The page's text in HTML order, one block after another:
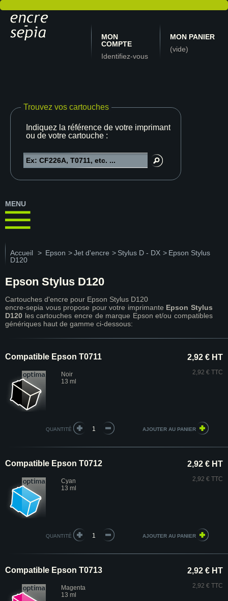
MON
COMPTE
Identifiez-vous
MON PANIER
(vide)
Trouvez vos cartouches
Indiquez la référence de votre imprimante
ou de votre cartouche :
MENU
Accueil > Epson >Jet d'encre > Stylus D - DX > Epson Stylus
D120
Epson Stylus D120
Cartouches d'encre pour Epson Stylus D120
encre-sepia vous propose pour votre imprimante Epson Stylus
D120 les cartouches encre de marque Epson et/ou compatibles
génériques haut de gamme ci-dessous:
Compatible Epson T0711
Noir
13 ml
2,92 € HT
2,92 € TTC
QUANTITÉ
Compatible Epson T0712
Cyan
13 ml
2,92 € HT
2,92 € TTC
QUANTITÉ
Compatible Epson T0713
Magenta
13 ml
2,92 € HT
2,92 € TTC